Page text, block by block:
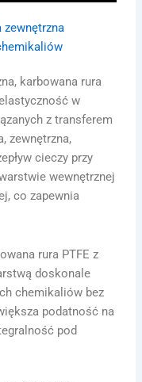
zewnętrzna
karbowana rura
w
z transferem
zewnętrzna,
cieczy przy
wewnętrznej
co zapewnia
rura PTFE z
doskonale
chemikaliów bez
podatność na
pod